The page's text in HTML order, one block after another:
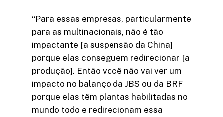
“Para essas empresas, particularmente
para as multinacionais, não é tão
impactante [a suspensão da China]
porque elas conseguem redirecionar [a
produção]. Então você não vai ver um
impacto no balanço da JBS ou da BRF
porque elas têm plantas habilitadas no
mundo todo e redirecionam essa